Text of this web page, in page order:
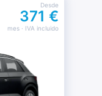
Desde
371 €
mes· IVA incluido